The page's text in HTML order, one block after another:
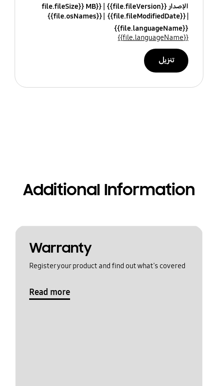
الإصدار {{file.fileVersion}}
{{file.fileSize}} MB
{{file.fileModifiedDate}}
{{file.osNames}}
{{file.languageName}}
{{file.languageName}}
تنزيل
Additional Information
Warranty
Register your product and find out what's covered
Read more